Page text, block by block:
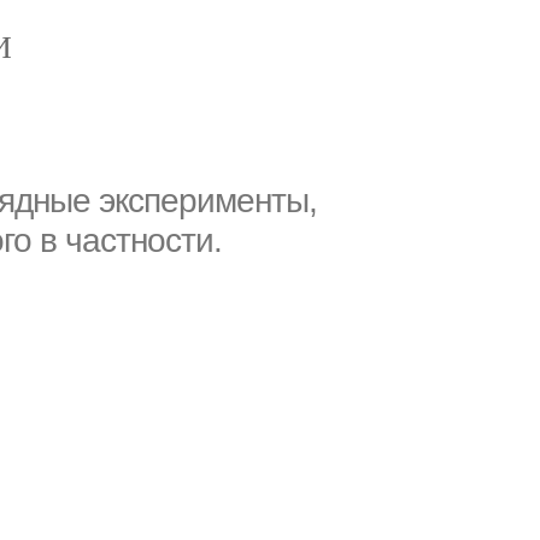
эксперименты,
в частности.